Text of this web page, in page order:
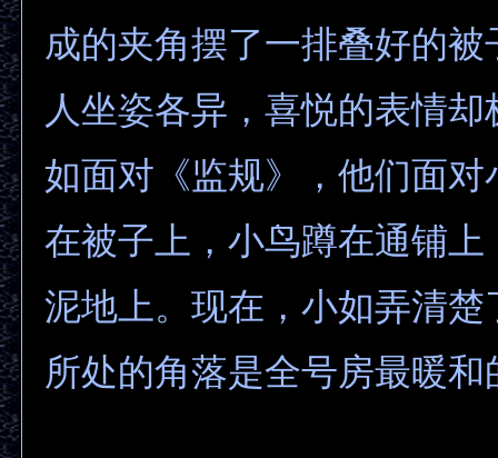
成的夹角摆了一排叠好的
人坐姿各异，喜悦的表情
如面对《监规》，他们面对
在被子上，小鸟蹲在通铺上
泥地上。现在，小如弄清楚
所处的角落是全号房最暖和